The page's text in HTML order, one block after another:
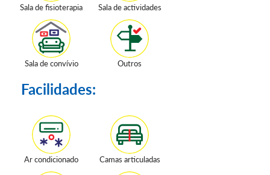
Sala de fisioterapia Sala de actividades
Sala de convívio Outros
Facilidades:
Ar condicionado Camas articuladas